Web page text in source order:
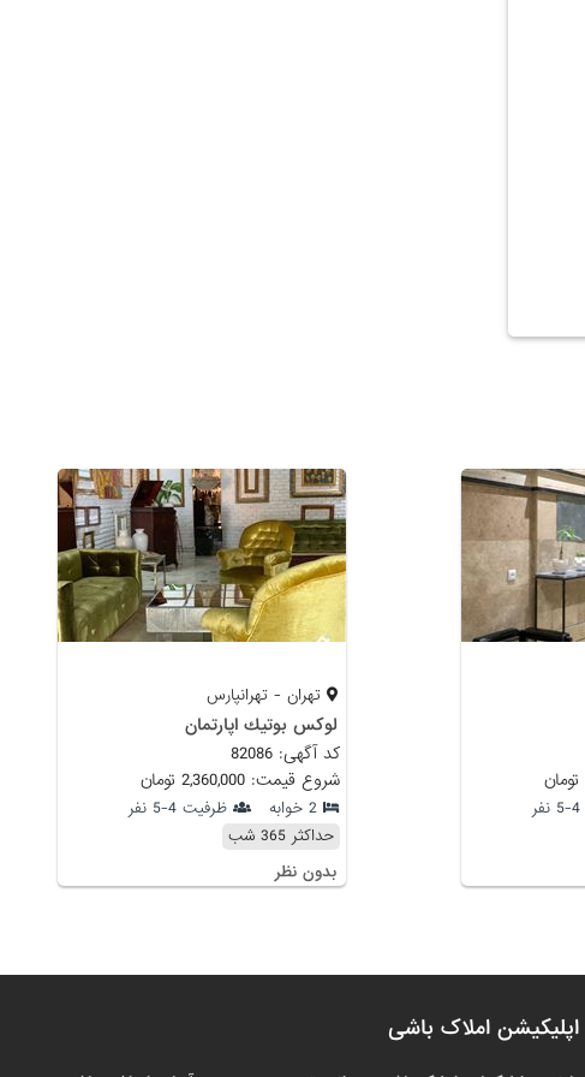
تهران - تهرانپارس
لوكس بوتيك اپارتمان
کد آگهی: 82086
شروع قیمت: 2,360,000 تومان
2 خوابه
ظرفیت 4-5 نفر
حداکثر 365 شب
بدون نظر
اپلیکیشن املاک باشی